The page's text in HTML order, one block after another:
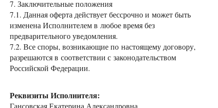
7. Заключительные положения
7.1. Данная оферта действует бессрочно и может быть
изменена Исполнителем в любое время без
предварительного уведомления.
7.2. Все споры, возникающие по настоящему договору,
разрешаются в соответствии с законодательством
Российской Федерации.
Реквизиты Исполнителя:
Гансовская Екатерина Александровна